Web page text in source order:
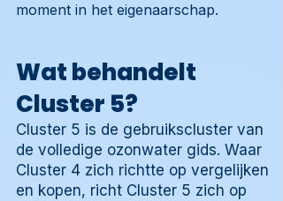
moment in het eigenaarschap.
Wat behandelt
Cluster 5?
Cluster 5 is de gebruikscluster van
de volledige ozonwater gids. Waar
Cluster 4 zich richtte op vergelijken
en kopen, richt Cluster 5 zich op